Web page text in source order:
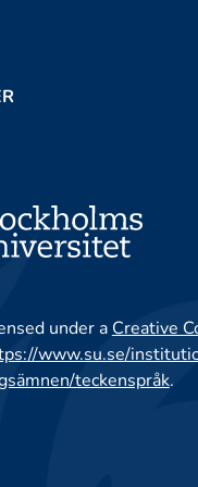
under a Creative
www.su.se/
teckenspråk.